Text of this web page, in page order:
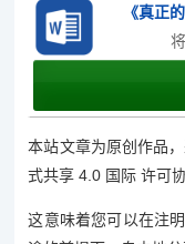
《真正
本站文章为原创作品
式共享 4.0 国际 许可
这意味着您可以在注